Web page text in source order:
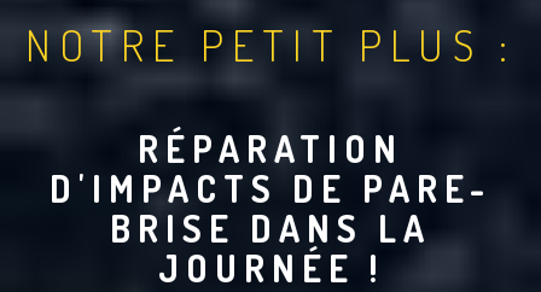
NOTRE PETIT PLUS :
RÉPARATION
D'IMPACTS DE PARE-
BRISE DANS LA
JOURNÉE !